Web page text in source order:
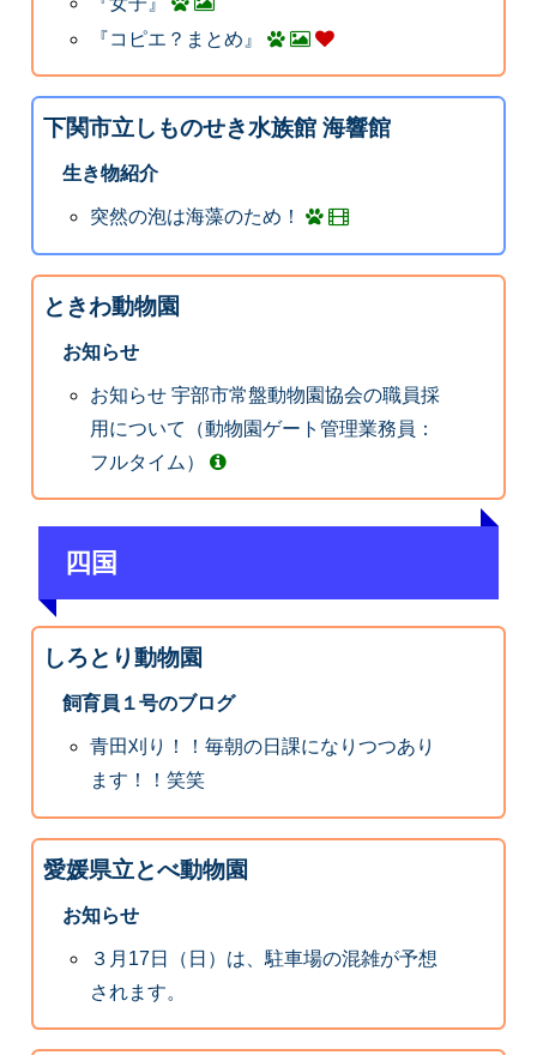
『コピエ？まとめ』
下関市立しものせき水族館 海響館
生き物紹介
突然の泡は海藻のため！
ときわ動物園
お知らせ
お知らせ 宇部市常盤動物園協会の職員採
用について（動物園ゲート管理業務員：
フルタイム）
四国
しろとり動物園
飼育員１号のブログ
青田刈り！！毎朝の日課になりつつあり
ます！！笑笑
愛媛県立とべ動物園
お知らせ
３月17日（日）は、駐車場の混雑が予想
されます。